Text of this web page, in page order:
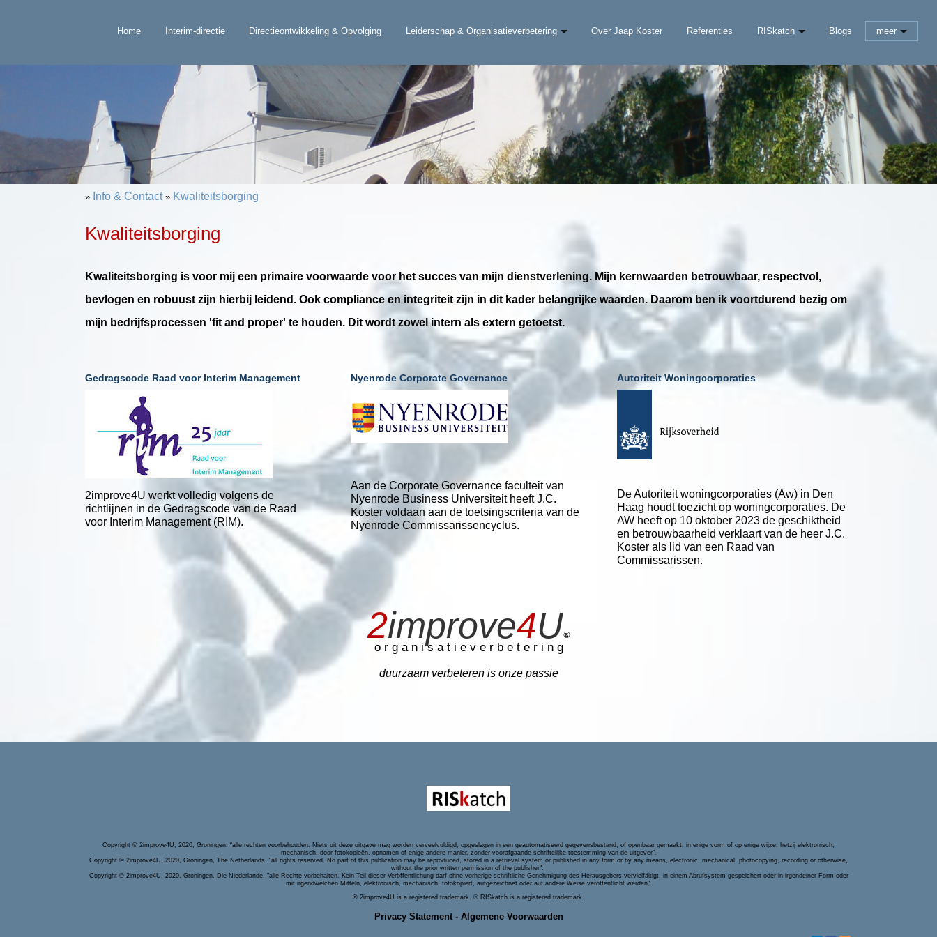
Home Interim-directie Directieontwikkeling & Opvolging Leiderschap & Organisatieverbetering Over Jaap Koster Referenties RISkatch Blogs meer
» Info & Contact» Kwaliteitsborging
Kwaliteitsborging
Kwaliteitsborging is voor mij een primaire voorwaarde voor het succes van mijn dienstverlening. Mijn kernwaarden betrouwbaar, respectvol,
bevlogen en robuust zijn hierbij leidend. Ook compliance en integriteit zijn in dit kader belangrijke waarden. Daarom ben ik voortdurend bezig om
mijn bedrijfsprocessen 'fit and proper' te houden. Dit wordt zowel intern als extern getoetst.
Gedragscode Raad voor Interim Management
2improve4U werkt volledig volgens de
richtlijnen in de Gedragscode van de Raad
voor Interim Management (RIM).
Nyenrode Corporate Governance
Aan de Corporate Governance faculteit van
Nyenrode Business Universiteit heeft J.C.
Koster voldaan aan de toetsingscriteria van de
Nyenrode Commissarissencyclus.
Autoriteit Woningcorporaties
De Autoriteit woningcorporaties (Aw) in Den
Haag houdt toezicht op woningcorporaties. De
AW heeft op 10 oktober 2023 de geschiktheid
en betrouwbaarheid verklaart van de heer J.C.
Koster als lid van een Raad van
Commissarissen.
2improve4U®
o r g a n i s a t i e v e r b e t e r i n g
duurzaam verbeteren is onze passie
Copyright © 2improve4U, 2020, Groningen, “alle rechten voorbehouden. Niets uit deze uitgave mag worden verveelvuldigd, opgeslagen in een geautomatiseerd gegevensbestand, of openbaar gemaakt, in enige vorm of op enige wijze, hetzij elektronisch,
mechanisch, door fotokopieën, opnamen of enige andere manier, zonder voorafgaande schriftelijke toestemming van de uitgever”.
Copyright © 2improve4U, 2020, Groningen, The Netherlands, "all rights reserved. No part of this publication may be reproduced, stored in a retrieval system or published in any form or by any means, electronic, mechanical, photocopying, recording or otherwise,
without the prior written permission of the publisher"
Copyright © 2improve4U, 2020, Groningen, Die Niederlande, "alle Rechte vorbehalten. Kein Teil dieser Veröffentlichung darf ohne vorherige schriftliche Genehmigung des Herausgebers vervielfältigt, in einem Abrufsystem gespeichert oder in irgendeiner Form oder
mit irgendwelchen Mitteln, elektronisch, mechanisch, fotokopiert, aufgezeichnet oder auf andere Weise veröffentlicht werden".
® 2improve4U is a registered trademark. ® RISkatch is a registered trademark.
Privacy Statement - Algemene Voorwaarden